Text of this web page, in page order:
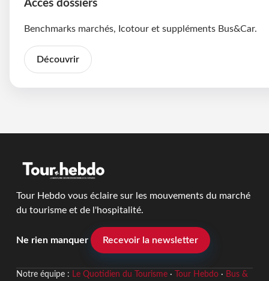
Accès dossiers
Benchmarks marchés, Icotour et suppléments Bus&Car.
Découvrir
Tour Hebdo vous éclaire sur les mouvements du marché
du tourisme et de l'hospitalité.
Ne rien manquer Recevoir la newsletter
Notre équipe : Le Quotidien du Tourisme· Tour Hebdo· Bus &